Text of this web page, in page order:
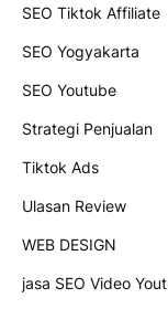
SEO Tiktok Affiliate
SEO Yogyakarta
SEO Youtube
Strategi Penjualan
Tiktok Ads
Ulasan Review
WEB DESIGN
jasa SEO Video